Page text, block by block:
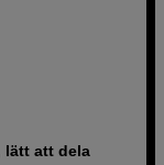
lätt att dela